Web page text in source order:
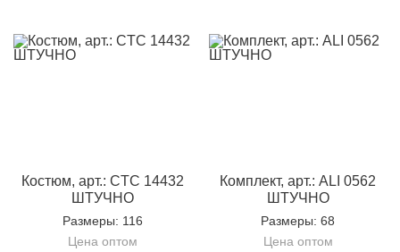
Костюм, арт.: CTC 14432
ШТУЧНО
Размеры: 116
Цена оптом
Комплект, арт.: ALI 0562
ШТУЧНО
Размеры: 68
Цена оптом